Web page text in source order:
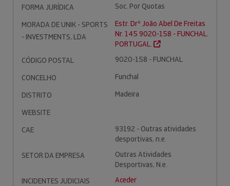
FORMA JURÍDICA
Soc. Por Quotas
MORADA DE UNIK - SPORTS
- INVESTMENTS, LDA
Estr. Drº João Abel De Freitas
Nr. 145 9020-158 - FUNCHAL.
PORTUGAL.
CÓDIGO POSTAL
9020-158 - FUNCHAL
CONCELHO
Funchal
DISTRITO
Madeira
WEBSITE
CAE
93192 - Outras atividades
desportivas, n.e.
SETOR DA EMPRESA
Outras Atividades
Desportivas, N.e.
INCIDENTES JUDICIAIS
Aceder